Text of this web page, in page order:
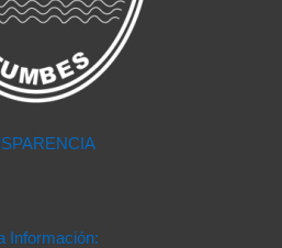
Información: